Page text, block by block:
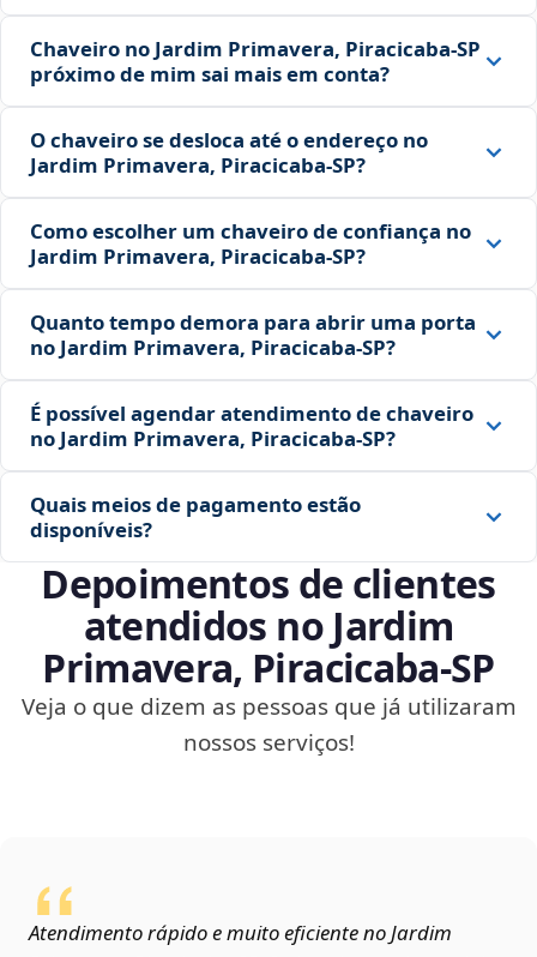
Chaveiro no Jardim Primavera, Piracicaba‑SP
próximo de mim sai mais em conta?
O chaveiro se desloca até o endereço no
Jardim Primavera, Piracicaba‑SP?
Como escolher um chaveiro de confiança no
Jardim Primavera, Piracicaba‑SP?
Quanto tempo demora para abrir uma porta
no Jardim Primavera, Piracicaba‑SP?
É possível agendar atendimento de chaveiro
no Jardim Primavera, Piracicaba‑SP?
Quais meios de pagamento estão
disponíveis?
Depoimentos de clientes
atendidos no Jardim
Primavera, Piracicaba‑SP
Veja o que dizem as pessoas que já utilizaram
nossos serviços!
Atendimento rápido e muito eficiente no Jardim